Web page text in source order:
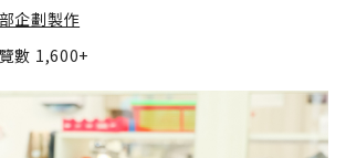
企劃製作
數 1,600+